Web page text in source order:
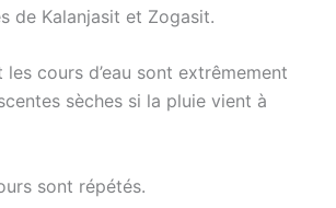
de Kalanjasit et Zogasit.
cours d’eau sont extrêmement
sèches si la pluie vient à
sont répétés.